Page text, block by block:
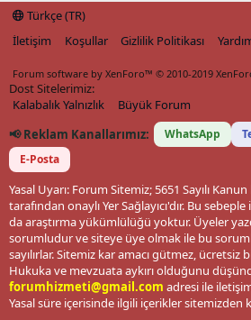
Türkçe (TR)
İletişim
Koşullar Gizlilik Politikası
Forum software by XenForo™ © 2010-2019
Dost Sitelerimiz:
Kalabalık Yalnızlık
Büyük Forum
📢 Reklam Kanallarımız:
WhatsApp
E-Posta
Yasal Uyarı: Forum Sitemiz; 5651 Sayılı
tarafından onaylı Yer Sağlayıcı'dır. Bu
da araştırma yükümlülüğü yoktur. Üyeler
sorumludur ve siteye üye olmak ile bu
sayılırlar. Sitemiz kar amacı gütmez, ücretsiz
Hukuka ve mevzuata aykırı olduğunu
forumhizmeti@gmail.com adresi ile
Yasal süre içerisinde ilgili içerikler sitemizden